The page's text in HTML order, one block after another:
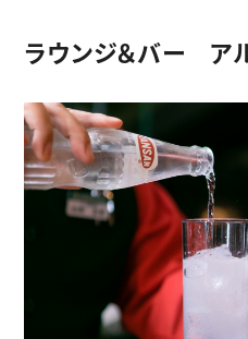
ラウンジ＆バー ア